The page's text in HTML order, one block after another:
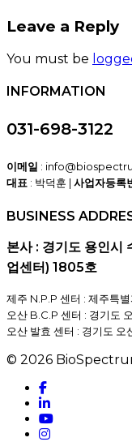
Leave a Reply
You must be
INFORMATION
031-698-3122
이메일 :
대표 : 박덕훈 | 사업자등록
BUSINESS
본사 : 경기도 용인시
업센터) 1805호
제주 N.P.P 센터 : 제주특
오산 B.C.P 센터 : 경기도
오산 발효 센터 : 경기도
© 2026
facebook
linkedin
youtube
instagram